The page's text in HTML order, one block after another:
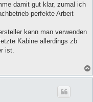
damit gut klar, zumal ich
perfekte Arbeit
kann man verwenden
Kabine allerdings zb
ist.